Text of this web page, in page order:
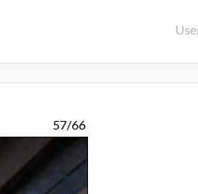
57/66